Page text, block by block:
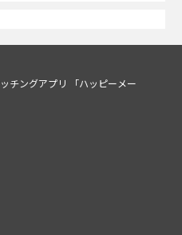
チングアプリ 「ハッピーメー